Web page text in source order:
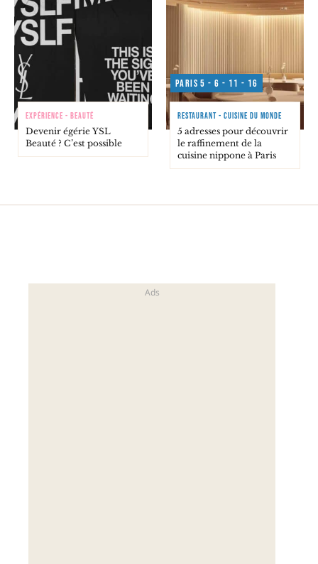
EXPÉRIENCE - BEAUTÉ
Devenir égérie YSL
Beauté ? C’est possible
Paris 5 - 6 - 11 - 16
RESTAURANT - CUISINE DU MONDE
5 adresses pour découvrir
le raffinement de la
cuisine nippone à Paris